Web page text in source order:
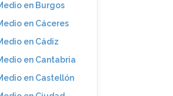
en Burgos
en Cáceres
en Cádiz
en Cantabria
en Castellón